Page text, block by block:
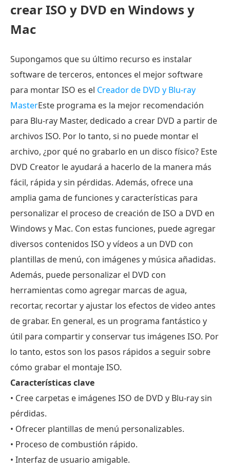
crear ISO y DVD en Windows y
Mac
Supongamos que su último recurso es instalar
software de terceros, entonces el mejor software
para montar ISO es el Creador de DVD y Blu-ray
MasterEste programa es la mejor recomendación
para Blu-ray Master, dedicado a crear DVD a partir de
archivos ISO. Por lo tanto, si no puede montar el
archivo, ¿por qué no grabarlo en un disco físico? Este
DVD Creator le ayudará a hacerlo de la manera más
fácil, rápida y sin pérdidas. Además, ofrece una
amplia gama de funciones y características para
personalizar el proceso de creación de ISO a DVD en
Windows y Mac. Con estas funciones, puede agregar
diversos contenidos ISO y vídeos a un DVD con
plantillas de menú, con imágenes y música añadidas.
Además, puede personalizar el DVD con
herramientas como agregar marcas de agua,
recortar, recortar y ajustar los efectos de video antes
de grabar. En general, es un programa fantástico y
útil para compartir y conservar tus imágenes ISO. Por
lo tanto, estos son los pasos rápidos a seguir sobre
cómo grabar el montaje ISO.
Características clave
• Cree carpetas e imágenes ISO de DVD y Blu-ray sin
pérdidas.
• Ofrecer plantillas de menú personalizables.
• Proceso de combustión rápido.
• Interfaz de usuario amigable.